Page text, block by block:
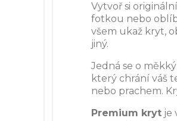
Vytvoř si
fotkou nebo
všem ukaž kryt,
jiný.
Jedná se o
který chrání váš
nebo prachem.
Premium kryt je